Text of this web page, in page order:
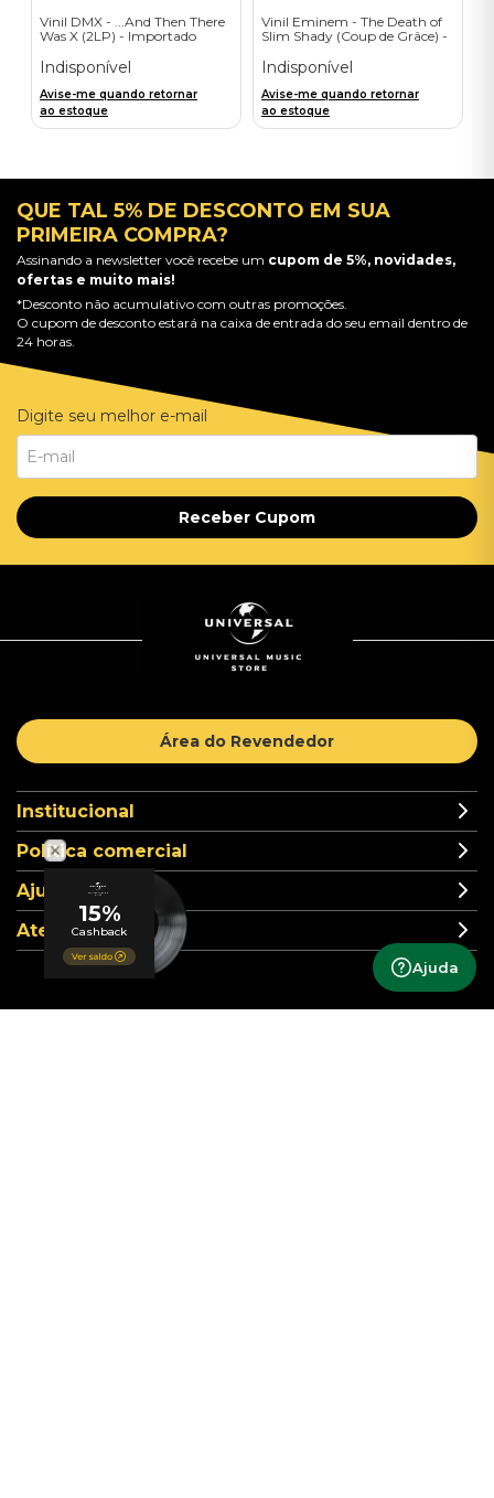
Ajuda
Vinil DMX - ...And Then There
Was X (2LP) - Importado
Indisponível
Avise-me quando retornar
ao estoque
Vinil Eminem - The Death of
Slim Shady (Coup de Grâce) -
Indisponível
Avise-me quando retornar
ao estoque
QUE TAL 5% DE DESCONTO EM SUA
PRIMEIRA COMPRA?
Assinando a newsletter você recebe um cupom de 5%, novidades,
ofertas e muito mais!
*Desconto não acumulativo com outras promoções.
O cupom de desconto estará na caixa de entrada do seu email dentro de
24 horas.
Digite seu melhor e-mail
Receber Cupom
Área do Revendedor
Institucional
Política comercial
Ajuda
Atendimento